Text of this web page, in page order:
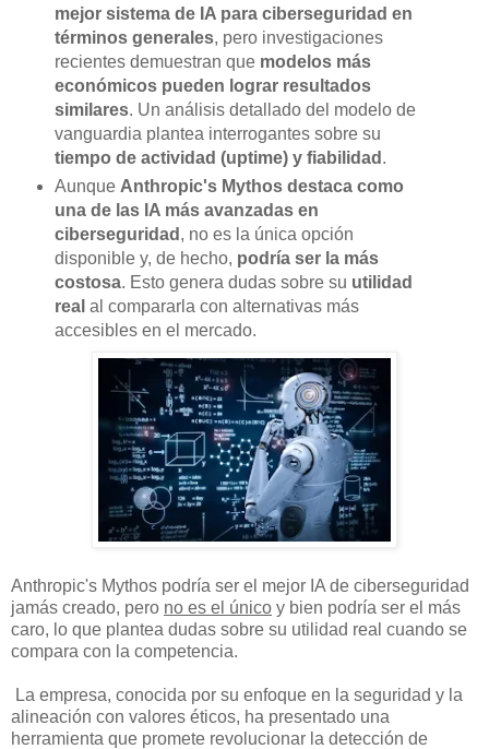
mejor sistema de IA para ciberseguridad en
términos generales, pero investigaciones
recientes demuestran que modelos más
económicos pueden lograr resultados
similares. Un análisis detallado del modelo de
vanguardia plantea interrogantes sobre su
tiempo de actividad (uptime) y fiabilidad .
Aunque Anthropic's Mythos destaca como
una de las IA más avanzadas en
ciberseguridad , no es la única opción
disponible y, de hecho, podría ser la más
costosa. Esto genera dudas sobre su utilidad
real al compararla con alternativas más
accesibles en el mercado.
Anthropic's Mythos podría ser el mejor IA de ciberseguridad
jamás creado, pero no es el único y bien podría ser el más
caro, lo que plantea dudas sobre su utilidad real cuando se
compara con la competencia.
La empresa, conocida por su enfoque en la seguridad y la
alineación con valores éticos, ha presentado una
herramienta que promete revolucionar la detección de